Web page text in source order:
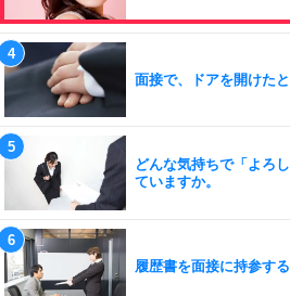
面接で、ドアを開けた
どんな気持ちで「よろ
ていますか。
履歴書を面接に持参す